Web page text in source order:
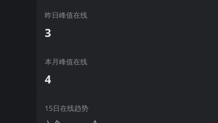
昨日峰值在线
3
本月峰值在线
4
15日在线趋势